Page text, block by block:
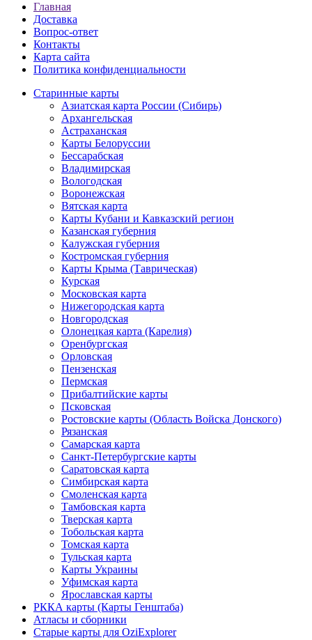
Главная
Доставка
Вопрос-ответ
Контакты
Карта сайта
Политика конфиденциальности
Старинные карты
Азиатская карта России (Сибирь)
Архангельская
Астраханская
Карты Белоруссии
Бессарабская
Владимирская
Вологодская
Воронежская
Вятская карта
Карты Кубани и Кавказский регион
Казанская губерния
Калужская губерния
Костромская губерния
Карты Крыма (Таврическая)
Курская
Московская карта
Нижегородская карта
Новгородская
Олонецкая карта (Карелия)
Оренбургская
Орловская
Пензенская
Пермская
Прибалтийские карты
Псковская
Ростовские карты (Область Войска Донского)
Рязанская
Самарская карта
Санкт-Петербургские карты
Саратовская карта
Симбирская карта
Смоленская карта
Тамбовская карта
Тверская карта
Тобольская карта
Томская карта
Тульская карта
Карты Украины
Уфимская карта
Ярославская карты
РККА карты (Карты Генштаба)
Атласы и сборники
Старые карты для OziExplorer